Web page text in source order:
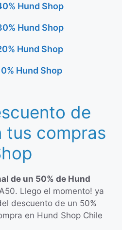
Hund Shop
Hund Shop
Hund Shop
Hund Shop
de
tus compras
de un 50% de Hund
Llego el momento! ya
descuento de un 50%
en Hund Shop Chile